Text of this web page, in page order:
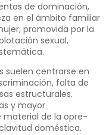
de domina­ción,
en el ámbito familiar
promovida por la
sexual,
suelen centrarse en
falta de
estructurales.
y mayor
material de la opre­
doméstica.